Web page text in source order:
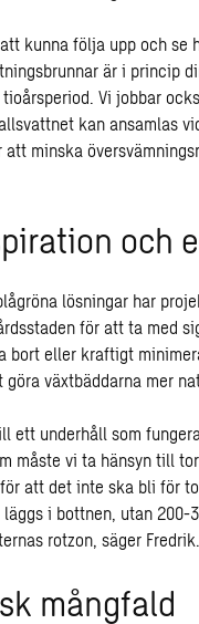
kunna följa upp och se
är i princip
Vi jobbar
kan ansamlas
att minska
och
lösningar har
för att ta med
bort eller kraftigt
växtbäddarna mer
ett underhåll som
måste vi ta hänsyn till
att det inte ska bli för
i bottnen, utan 200-
rotzon, säger Fredrik.
mångfald